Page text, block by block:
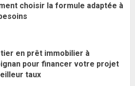
choisir la formule adaptée à
en prêt immobilier à
pour financer votre projet
taux